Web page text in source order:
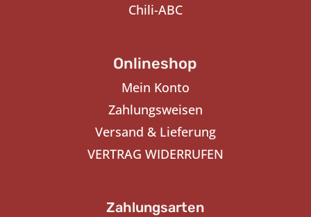
Chili-ABC
Onlineshop
Mein Konto
Zahlungsweisen
Versand & Lieferung
VERTRAG WIDERRUFEN
Zahlungsarten